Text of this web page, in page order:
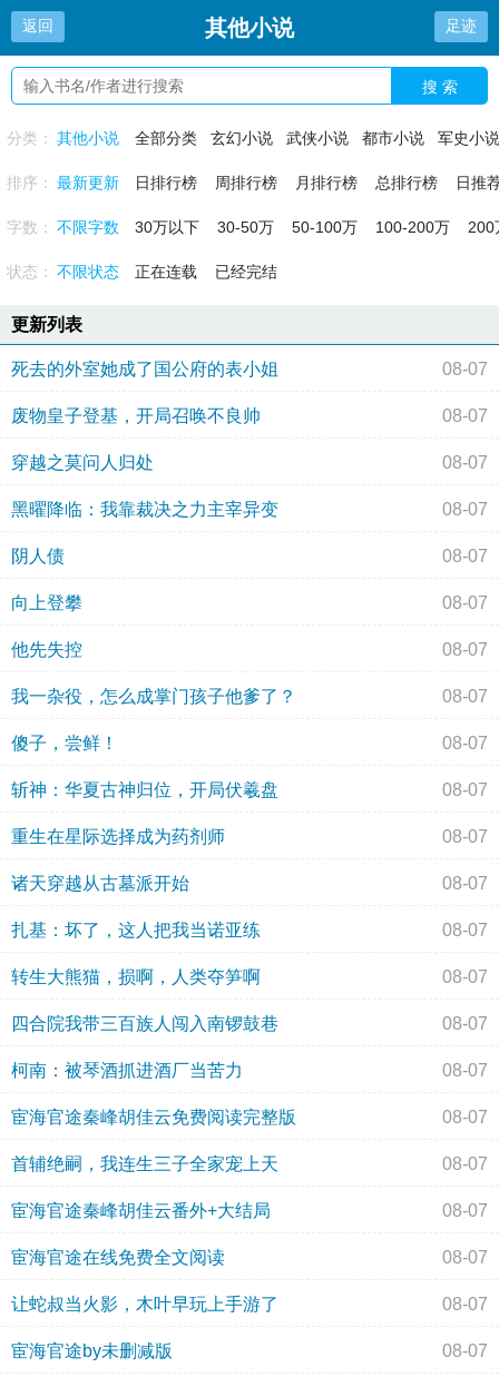
返回 其他小说 足迹
搜 索
分类： 全部分类 玄幻小说 武侠小说 都市小说 军史小说
其他小说
排序： 日排行榜 周排行榜 月排行榜 总排行榜 日推
最新更新
字数： 不限字数 30万以下 30-50万 50-100万 100-200万 200
状态： 不限状态 正在连载 已经完结
更新列表
死去的外室她成了国公府的表小姐 08-07
废物皇子登基，开局召唤不良帅 08-07
穿越之莫问人归处 08-07
黑曜降临：我靠裁决之力主宰异变 08-07
阴人债 08-07
向上登攀 08-07
他先失控 08-07
我一杂役，怎么成掌门孩子他爹了？ 08-07
傻子，尝鲜！ 08-07
斩神：华夏古神归位，开局伏羲盘 08-07
重生在星际选择成为药剂师 08-07
诸天穿越从古墓派开始 08-07
扎基：坏了，这人把我当诺亚练 08-07
转生大熊猫，损啊，人类夺笋啊 08-07
四合院我带三百族人闯入南锣鼓巷 08-07
柯南：被琴酒抓进酒厂当苦力 08-07
宦海官途秦峰胡佳云免费阅读完整版 08-07
首辅绝嗣，我连生三子全家宠上天 08-07
宦海官途秦峰胡佳云番外+大结局 08-07
宦海官途在线免费全文阅读 08-07
让蛇叔当火影，木叶早玩上手游了 08-07
宦海官途by未删减版 08-07